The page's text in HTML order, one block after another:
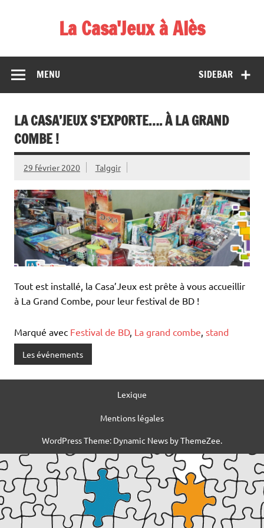
La Casa'Jeux à Alès
démos et de tournois
SIDEBAR
MENU
LA CASA’JEUX S’EXPORTE…. À LA GRAND
COMBE !
29 février 2020 Talggir
Tout est installé, la Casa’Jeux est prête à vous accueillir
à La Grand Combe, pour leur festival de BD !
Marqué avec Festival de BD, La grand combe, stand
Les événements
Lexique
Mentions légales
WordPress Theme: Dynamic News by ThemeZee.